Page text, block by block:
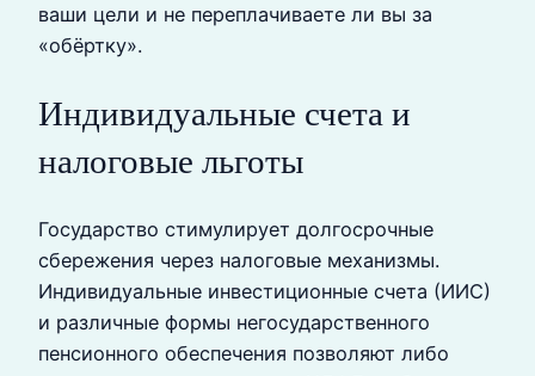
ваши цели и не переплачиваете ли вы за
«обёртку».
Индивидуальные счета и
налоговые льготы
Государство стимулирует долгосрочные
сбережения через налоговые механизмы.
Индивидуальные инвестиционные счета (ИИС)
и различные формы негосударственного
пенсионного обеспечения позволяют либо